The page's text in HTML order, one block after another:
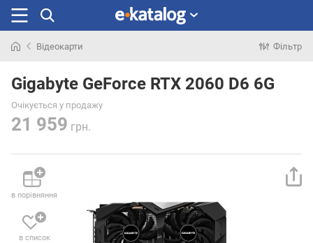
раніше
Відеокарти Фільтр
Gigabyte GeForce RTX 2060 D6 6G
Очікується у продажу
21 959 грн.
в порівняння
в список